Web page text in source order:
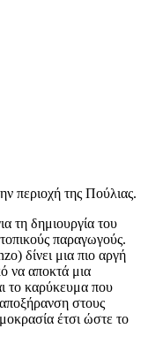
περιοχή της Πούλιας.
τη δημιουργία του
παραγωγούς.
δίνει μια πιο αργή
να αποκτά μια
το καρύκευμα που
στους
έτσι ώστε το